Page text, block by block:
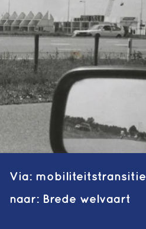
Via: mobiliteitstransitie
naar: Brede welvaart